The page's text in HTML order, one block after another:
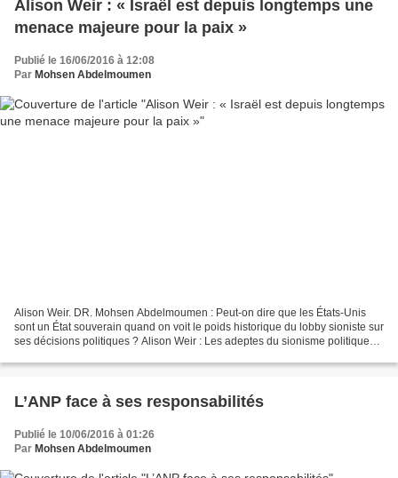
Alison Weir : « Israël est depuis longtemps une
menace majeure pour la paix »
Publié le 16/06/2016 à 12:08
Par Mohsen Abdelmoumen
Alison Weir. DR. Mohsen Abdelmoumen : Peut-on dire que les États-Unis
sont un État souverain quand on voit le poids historique du lobby sioniste sur
ses décisions politiques ? Alison Weir : Les adeptes du sionisme politique
L’ANP face à ses responsabilités
Publié le 10/06/2016 à 01:26
Par Mohsen Abdelmoumen